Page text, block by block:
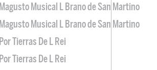
Magusto Musical L Brano de San Martino
Magusto Musical L Brano de San Martino
Por Tierras De L Rei
Por Tierras De L Rei